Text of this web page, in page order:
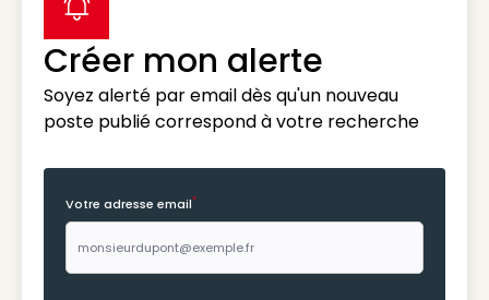
Créer mon alerte
Soyez alerté par email dès qu'un nouveau
poste publié correspond à votre recherche
label icon
Votre adresse email*